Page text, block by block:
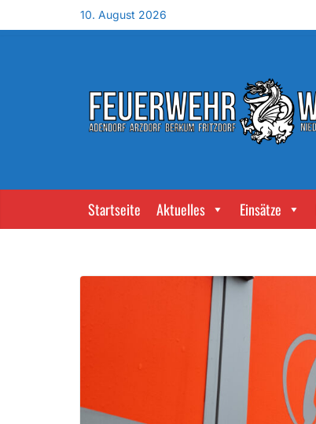
10. August 2026
Startseite Aktuelles Einsätze